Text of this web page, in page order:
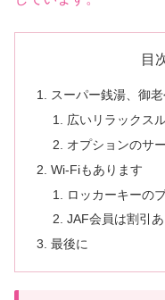
目
スーパー銭湯、御
広いリラックス
オプションのサ
Wi-Fiもあります
ロッカーキーの
JAF会員は割引あ
最後に